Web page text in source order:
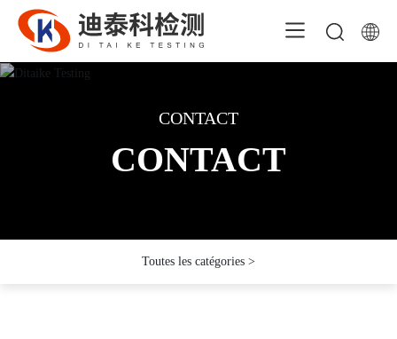
CONTACT
CONTACT
CONTACT
CONTACT
CONTACT
CONTACT
Toutes les catégories >